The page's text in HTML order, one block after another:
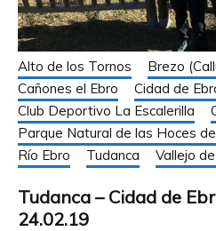
Alto de los Tornos
Brezo
Cañones el Ebro
Cidad de
Club Deportivo La Escalerilla
Parque Natural de las Hoces
Río Ebro
Tudanca Vallejo
Tudanca – Cidad de
24.02.19